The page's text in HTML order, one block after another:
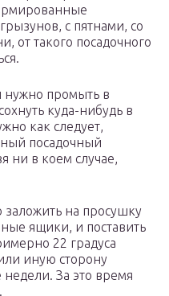
с пятнами, со
от такого посадочного
промыть в
куда-нибудь в
как следует,
посадочный
ни в коем случае,
на просушку
ящики, и поставить
22 градуса
иную сторону
За это время